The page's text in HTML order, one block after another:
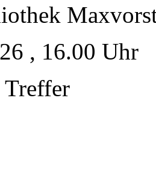
, 16.00 Uhr